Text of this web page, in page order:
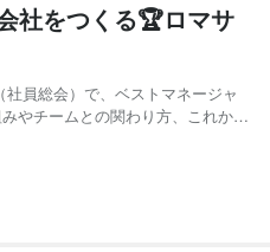
社をつくる🏆ロマサ
員総会）で、ベストマネージャ
やチームとの関わり方、これから
について教えてください。 田
ョン提案部門でマ...